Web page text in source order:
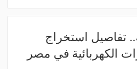
تفاصيل استخراج
الكهربائية في مصر